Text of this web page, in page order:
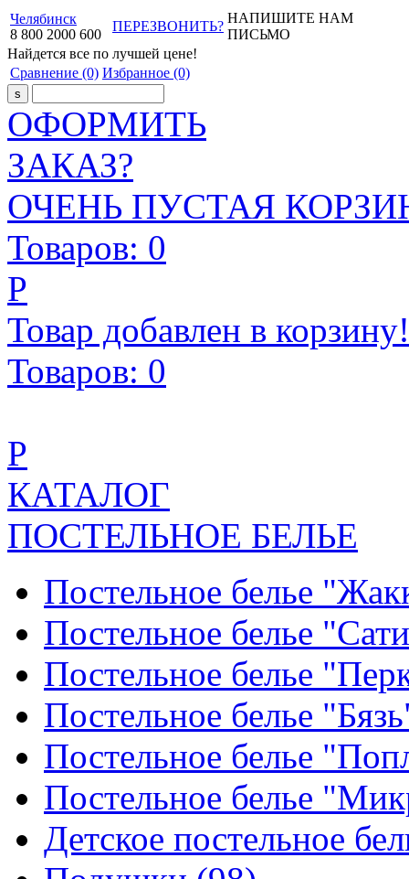
Челябинск
8 800 2000 600
ПЕРЕЗВОНИТЬ?
НАПИШИТЕ НАМ
ПИСЬМО
Найдется все по лучшей цене!
Сравнение (0) Избранное (0)
ОФОРМИТЬ
ЗАКАЗ?
ОЧЕНЬ ПУСТАЯ
Товаров: 0
Р
Товар добавлен в корзину!
Товаров: 0
Р
КАТАЛОГ
ПОСТЕЛЬНОЕ БЕЛЬЕ
Постельное белье
Постельное белье
Постельное белье
Постельное белье
Постельное белье
Постельное белье
Детское постельное